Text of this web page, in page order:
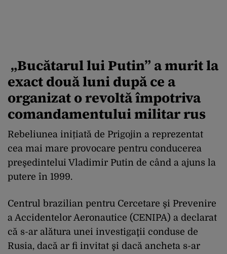
„Bucătarul lui Putin” a murit la
exact două luni după ce a
organizat o revoltă împotriva
comandamentului militar rus
Rebeliunea inițiată de Prigojin a reprezentat
cea mai mare provocare pentru conducerea
preşedintelui Vladimir Putin de când a ajuns la
putere în 1999.
Centrul brazilian pentru Cercetare şi Prevenire
a Accidentelor Aeronautice (CENIPA) a declarat
că s-ar alătura unei investigaţii conduse de
Rusia, dacă ar fi invitat şi dacă ancheta s-ar